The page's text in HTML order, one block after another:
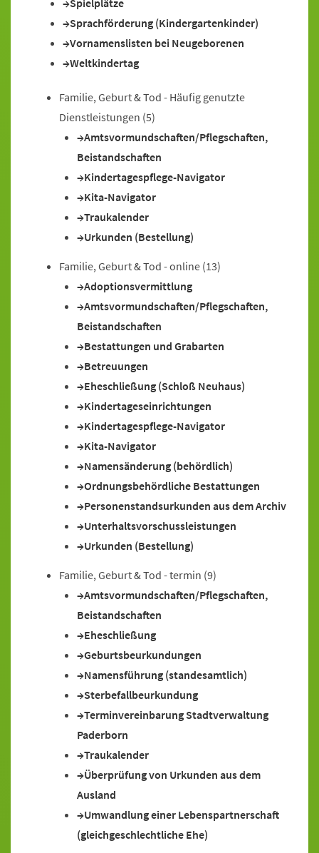
Spielplätze
Sprachförderung (Kindergartenkinder)
Vornamenslisten bei Neugeborenen
Weltkindertag
Familie, Geburt & Tod - Häufig genutzte
Dienstleistungen (5)
Amtsvormundschaften/Pflegschaften,
Beistandschaften
Kindertagespflege-Navigator
Kita-Navigator
Traukalender
Urkunden (Bestellung)
Familie, Geburt & Tod - online (13)
Adoptionsvermittlung
Amtsvormundschaften/Pflegschaften,
Beistandschaften
Bestattungen und Grabarten
Betreuungen
Eheschließung (Schloß Neuhaus)
Kindertageseinrichtungen
Kindertagespflege-Navigator
Kita-Navigator
Namensänderung (behördlich)
Ordnungsbehördliche Bestattungen
Personenstandsurkunden aus dem Archiv
Unterhaltsvorschussleistungen
Urkunden (Bestellung)
Familie, Geburt & Tod - termin (9)
Amtsvormundschaften/Pflegschaften,
Beistandschaften
Eheschließung
Geburtsbeurkundungen
Namensführung (standesamtlich)
Sterbefallbeurkundung
Terminvereinbarung Stadtverwaltung
Paderborn
Traukalender
Überprüfung von Urkunden aus dem
Ausland
Umwandlung einer Lebenspartnerschaft
(gleichgeschlechtliche Ehe)